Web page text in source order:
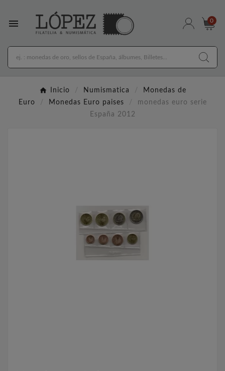
 0
Inicio Numismatica
Monedas de
Euro
Monedas Euro paises
monedas euro serie
España 2012